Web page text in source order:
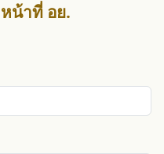
น้าที่ อย.